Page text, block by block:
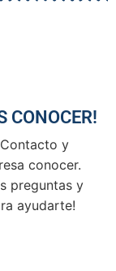
CONOCER!
y
conocer.
preguntas y
ayudarte!